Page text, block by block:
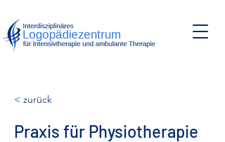
< zurück
Praxis für Physiotherapie